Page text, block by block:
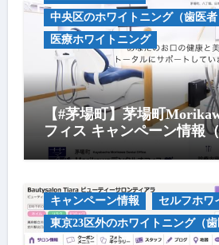
中央区のホワイトニング（歯医者
医療ホワイトニング
【#茅場町】茅場町
フィス キャンペーン情報（
キャンペーン情報
セルフホワ
東京23区外のホワイトニング（歯